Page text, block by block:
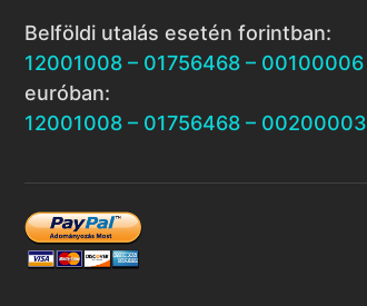
Belföldi utalás esetén forintban:
12001008 – 01756468 – 00100006
euróban:
12001008 – 01756468 – 00200003